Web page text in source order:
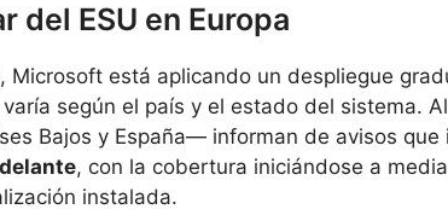
ESU en Europa
Microsoft está aplicando un despliegue
según el país y el estado del sistema.
Bajos y España— informan de avisos que
, con la cobertura iniciándose a
instalada.